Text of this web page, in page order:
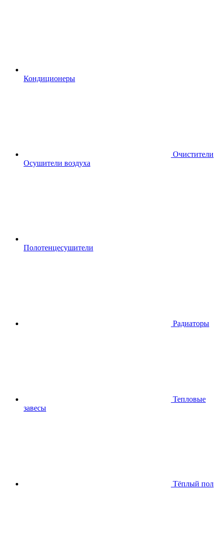
Кондиционеры
Очистители
Осушители воздуха
Полотенцесушители
Радиаторы
Тепловые
завесы
Тёплый пол